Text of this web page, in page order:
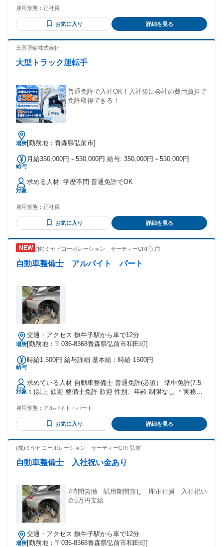
勤・皆勤・家族手当金額：なし 全員に一律で支払われるその
の実績評価インセンティブと 店舗の実績評価インセンティブ
が 最高65万円！！ 頑張り次第では入社初年度から 年収600万
以上も可能です！ ✅入社祝い金10万円支給。
ています。 ＊‥‥＊‥‥＊‥‥＊‥‥＊‥‥＊‥‥＊ 【歓迎
条件】 ⏩人と話すのが好きで、相手の気持ちを 理解し共感で
きる方 ⏩チームで協力しながら働くことが得意な方 未経験で
◤ 買取専門店 大吉について ◢| ￣￣￣￣￣￣￣￣￣￣￣￣￣
ユース業界の大手ブランドです。 単なる買取店ではなく、お
帰りに なるときに「楽しかった、ありがとう」と 言っていた
だけるような接客を 目指しています。 当社の特徴はただ価格
を提示するだけで なく、しっかりとお客様に買取価格の 設定
のご説明を行うことです。 これは他社ではなかなかできない
文化を大切に しており、管理されすぎない自由な 雰囲気の中
商売よりも 「楽しい空間を提供するサービス」として お客様
きる方を求めています。 あなたの「らしさ」が接客に活きる
体系と なっております！ 年齢の条件と理由：あり（例外事由
3号のイ・45歳未満（長期勤続によるキャリア形成のため））
雇用形態： 正社員
お気に入り 詳細を見る
日興運輸株式会社
大型トラック運転手
普通免許で入社OK！入社後に会社の費用負担で
免許取得できる！
場所[勤務地：青森県弘前市]
給与
月給350,000円～530,000円 給与: 350,000円～530,000円
対象
求める人材: 学歴不問 普通免許でOK
雇用形態： 正社員
お気に入り 詳細を見る
(株)ミヤビコーポレーション サーティーCRF弘前
自動車整備士 アルバイト パート
場所
交通・アクセス 撫牛子駅から車で12分
[勤務地：〒036-8368青森県弘前市和田町]
給与
時給1,500円 給与詳細 基本給：時給 1500円
対象
求めている人材 自動車整備士 普通免許(必須） 準中免許(7.5
ｔ)以上 歓迎 整備士免許 歓迎 性別、年齢 制限なし ＊実務経
可能です。 ＊兼業農家さん等 シフト、勤務時間調整可能
雇用形態： アルバイト・パート
お気に入り 詳細を見る
(株)ミヤビコーポレーション サーティーCRF弘前
自動車整備士 入社祝い金あり
7時間労働 試用期間無し 即正社員 入社祝い
金5万円支給
場所
交通・アクセス 撫牛子駅から車で12分
[勤務地：〒036-8368青森県弘前市和田町]